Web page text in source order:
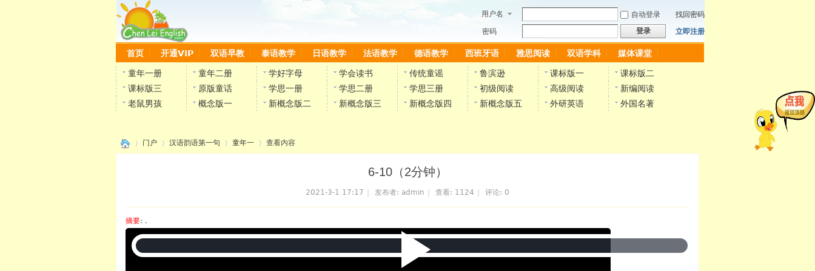
用户名 自动登录
找回密码
密码
登录 立即注册
首页 开通VIP 双语早教 泰语教学 日语教学 法语教学 德语教学 西班牙语 雅思阅读 双语学科 媒体课堂
童年一册 童年二册 学好字母 学会读书 传统童谣 鲁滨逊 课标版一
课标版二
课标版三
原版童话 学思一册 学思二册 学思三册 初级阅读 高级阅读
新编阅读
老鼠男孩
概念版一 新概念版二 新概念版三 新概念版四 新概念版五 外研英语 外国名著
陈雷
门户 汉语韵语第一句 童年一 查看内容
6-10（2分钟）
2021-3-1 17:17 发布者: admin 查看: 1124 评论: 0
摘要: .